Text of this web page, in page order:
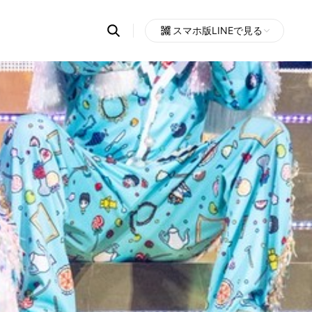
Search
OpenChats
messages
search
area
スマホ版LINEで見る